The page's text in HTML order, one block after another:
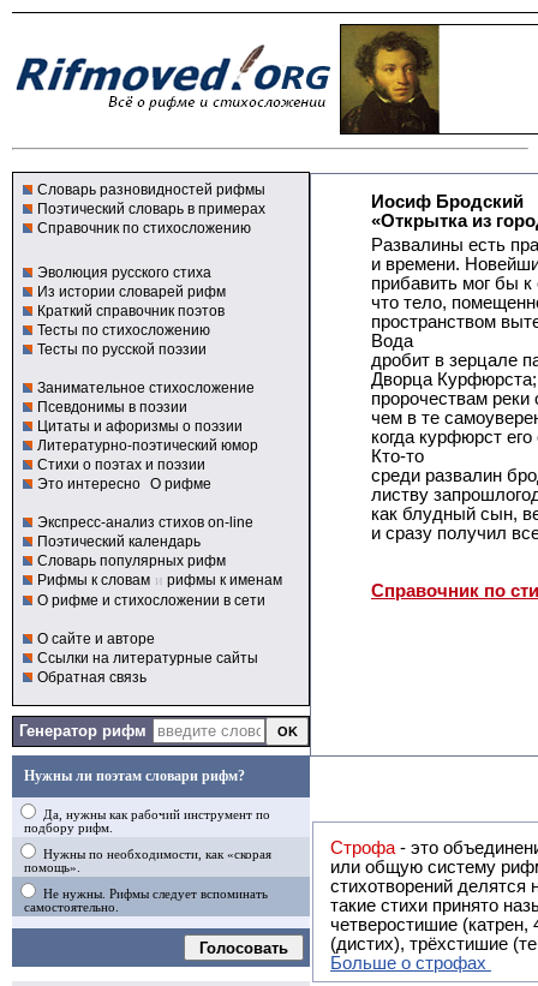
Словарь разновидностей рифмы
Поэтический словарь в примерах
Справочник по стихосложению
Эволюция русского стиха
Из истории словарей рифм
Краткий справочник поэтов
Тесты по стихосложению
Тесты по русской поэзии
Занимательное стихосложение
Псевдонимы в поэзии
Цитаты и афоризмы о поэзии
Литературно-поэтический юмор
Стихи о поэтах и поэзии
Это интересно О рифме
Экспресс-анализ стихов on-line
Поэтический календарь
Словарь популярных рифм
Рифмы к словам и рифмы к именам
О рифме и стихосложении в сети
О сайте и авторе
Ссылки на литературные сайты
Обратная связь
Генератор рифм
Нужны ли поэтам словари рифм?
Да, нужны как рабочий инструмент по
подбору рифм.
Нужны по необходимости, как «скорая
помощь».
Не нужны. Рифмы следует вспоминать
самостоятельно.
Голосовать
Иосиф Бродский
«Открытка из
Развалины есть
и времени.
прибавить мог бы к
что тело,
пространством
Вода
дробит в зерцале
Дворца Курфюрста;
пророчествам
чем в те
когда курфюрст его
Кто-то
среди развалин
листву
как блудный сын,
и сразу получил
Справочник по
Строфа - это объединение двух
или общую систему рифм, и регулярно или периодически
стихотворений делятся на строфы и т.о. являются строфическими.
такие стихи принято называть астрофическими. Самая популярная строфа в русской поэзии -
четверостишие
(дистих), трёхстишие
Больше о строфах